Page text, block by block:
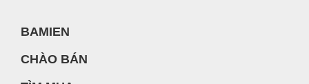
BAMIEN
CHÀO BÁN